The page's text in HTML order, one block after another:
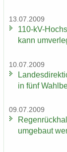
13.07.2009
110-​kV-
kann
10.07.2009
in fünf
09.07.2009
um­ge­baut